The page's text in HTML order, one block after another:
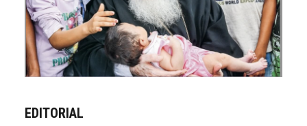
EDITORIAL